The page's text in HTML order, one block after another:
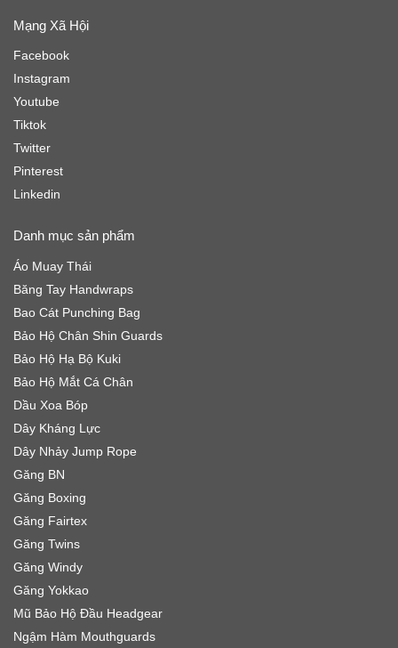
Mạng Xã Hội
Facebook
Instagram
Youtube
Tiktok
Twitter
Pinterest
Linkedin
Danh mục sản phẩm
Áo Muay Thái
Băng Tay Handwraps
Bao Cát Punching Bag
Bảo Hộ Chân Shin Guards
Bảo Hộ Hạ Bộ Kuki
Bảo Hộ Mắt Cá Chân
Dầu Xoa Bóp
Dây Kháng Lực
Dây Nhảy Jump Rope
Găng BN
Găng Boxing
Găng Fairtex
Găng Twins
Găng Windy
Găng Yokkao
Mũ Bảo Hộ Đầu Headgear
Ngậm Hàm Mouthguards